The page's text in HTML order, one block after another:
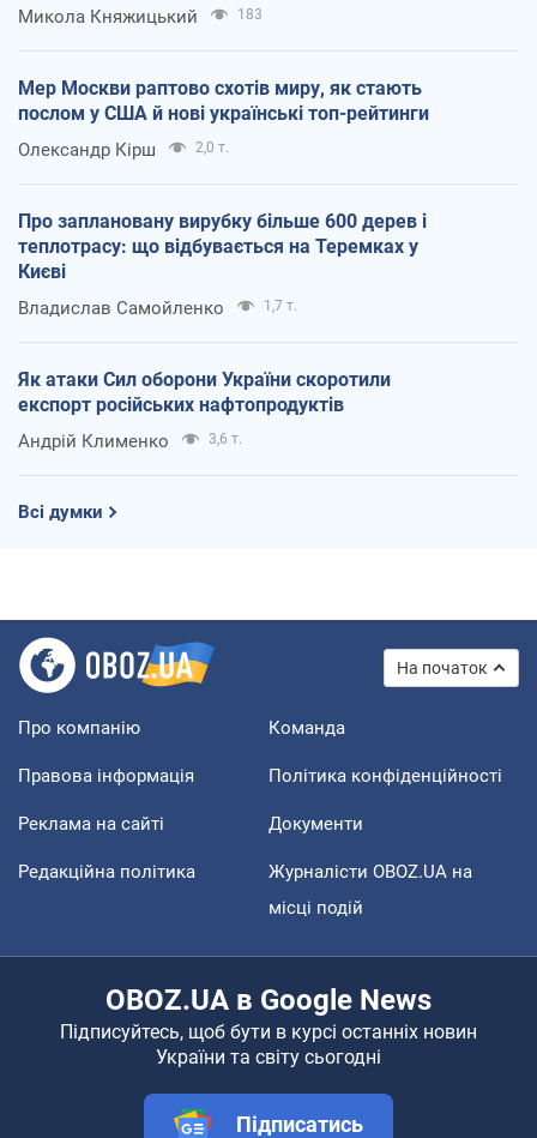
Микола Княжицький 183
Мер Москви раптово схотів миру, як стають
послом у США й нові українські топ-рейтинги
Олександр Кірш 2,0 т.
Про заплановану вирубку більше 600 дерев і
теплотрасу: що відбувається на Теремках у
Києві
Владислав Самойленко 1,7 т.
Як атаки Сил оборони України скоротили
експорт російських нафтопродуктів
Андрій Клименко 3,6 т.
Всі думки
На початок
Про компанію Команда
Правова інформація Політика конфіденційності
Реклама на сайті Документи
Редакційна політика
Журналісти OBOZ.UA на
місці подій
OBOZ.UA в Google News
Підписуйтесь, щоб бути в курсі останніх новин
України та світу сьогодні
Підписатись